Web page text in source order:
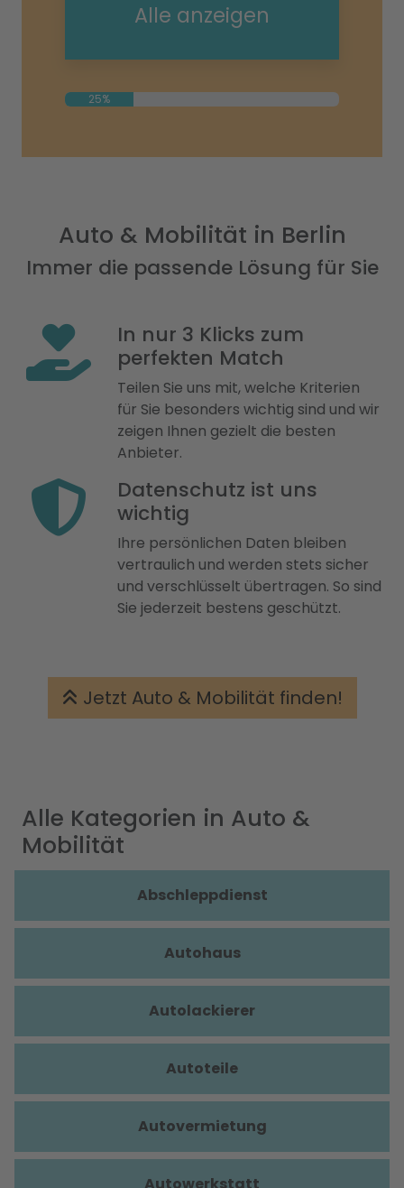
Alle anzeigen
25%
Auto & Mobilität in Berlin
Immer die passende Lösung für Sie
In nur 3 Klicks zum
perfekten Match
Teilen Sie uns mit, welche Kriterien
für Sie besonders wichtig sind und wir
zeigen Ihnen gezielt die besten
Anbieter.
Datenschutz ist uns
wichtig
Ihre persönlichen Daten bleiben
vertraulich und werden stets sicher
und verschlüsselt übertragen. So sind
Sie jederzeit bestens geschützt.
Jetzt Auto & Mobilität finden!
Alle Kategorien in Auto &
Mobilität
Abschleppdienst
Autohaus
Autolackierer
Autoteile
Autovermietung